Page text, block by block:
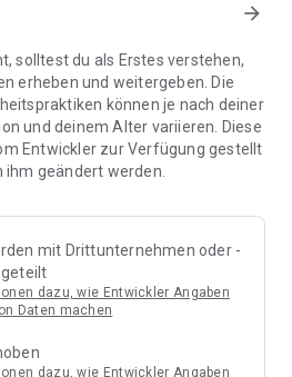
andere ein und erledigt den
übernehmen: Importiere
und verwandle sie
Familie & Freunden
arrow_forward
solltest du als Erstes verstehen,
erheben und weitergeben. Die
können je nach deiner
und deinem Alter variieren. Diese
Entwickler zur Verfügung gestellt
geändert werden.
mit Drittunternehmen oder -
dazu, wie Entwickler Angaben
Daten machen
dazu, wie Entwickler Angaben